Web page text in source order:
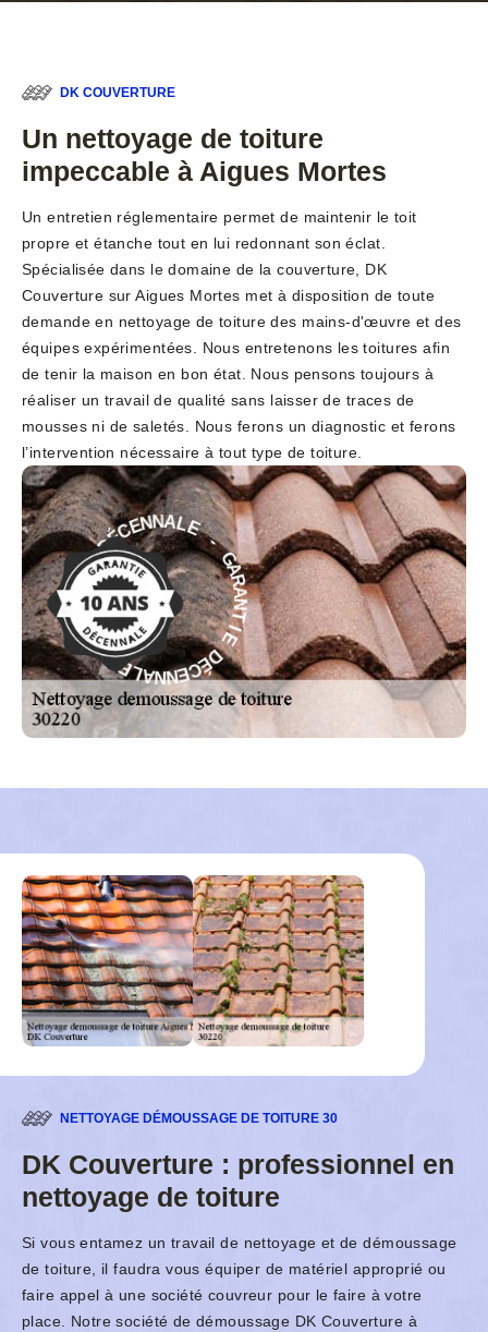
DK COUVERTURE
Un nettoyage de toiture
impeccable à Aigues Mortes
Un entretien réglementaire permet de maintenir le toit
propre et étanche tout en lui redonnant son éclat.
Spécialisée dans le domaine de la couverture, DK
Couverture sur Aigues Mortes met à disposition de toute
demande en nettoyage de toiture des mains-d'œuvre et des
équipes expérimentées. Nous entretenons les toitures afin
de tenir la maison en bon état. Nous pensons toujours à
réaliser un travail de qualité sans laisser de traces de
mousses ni de saletés. Nous ferons un diagnostic et ferons
l’intervention nécessaire à tout type de toiture.
G
A
R
A
N
T
I
E
D
É
C
E
NNALE - GA
R
A
N
T
I
E
D
É
C
E
N
N
A
L
E
-
NETTOYAGE DÉMOUSSAGE DE TOITURE 30
DK Couverture : professionnel en
nettoyage de toiture
Si vous entamez un travail de nettoyage et de démoussage
de toiture, il faudra vous équiper de matériel approprié ou
faire appel à une société couvreur pour le faire à votre
place. Notre société de démoussage DK Couverture à